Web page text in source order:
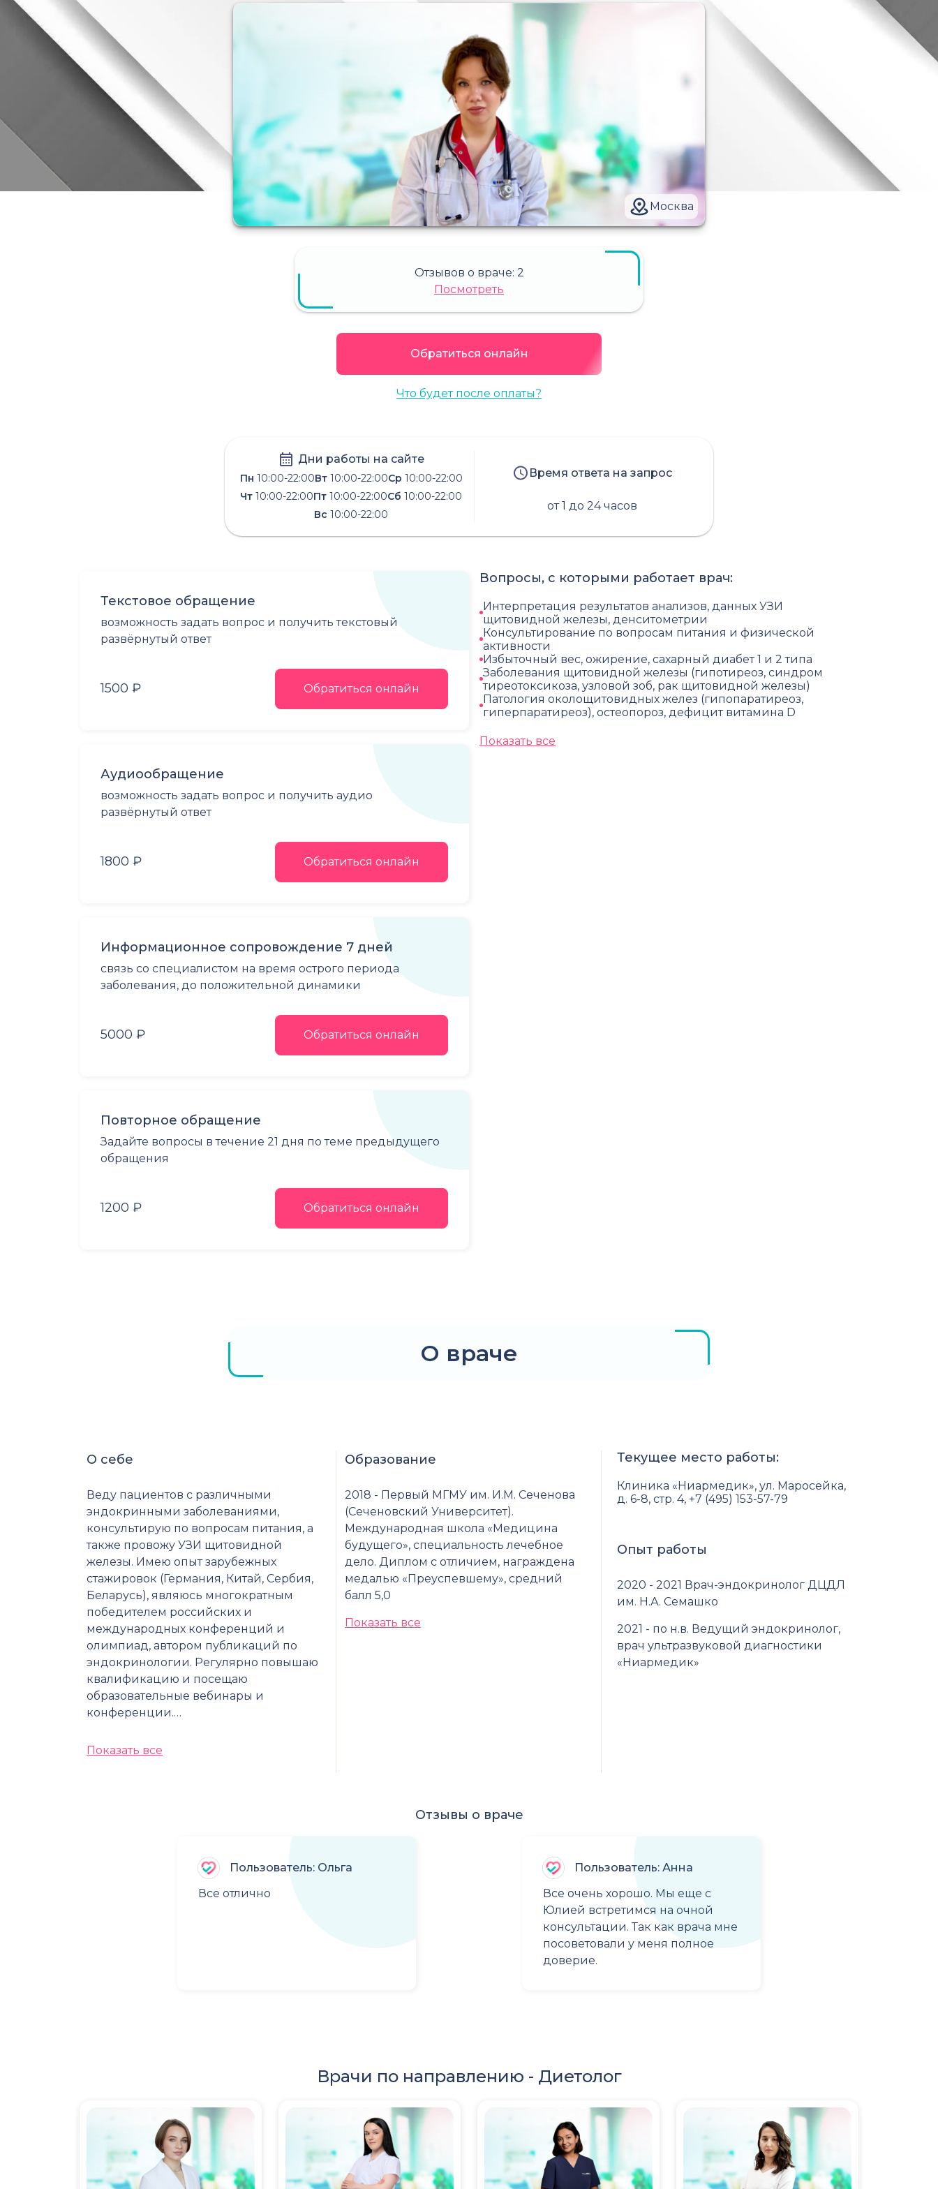
Москва
Отзывов о враче: 2
Посмотреть
Обратиться онлайн
Что будет после оплаты?
Дни работы на сайте
Пн 10:00-22:00Вт10:00-22:00Ср 10:00-22:00
Чт 10:00-22:00Пт 10:00-22:00Сб 10:00-22:00
Вс 10:00-22:00
Время ответа на запрос
от 1 до 24 часов
Текстовое обращение
возможность задать вопрос и получить текстовый
развёрнутый ответ
1500 ₽ Обратиться онлайн
Аудиообращение
возможность задать вопрос и получить аудио
развёрнутый ответ
1800 ₽ Обратиться онлайн
Информационное сопровождение 7 дней
связь со специалистом на время острого периода
заболевания, до положительной динамики
5000 ₽ Обратиться онлайн
Повторное обращение
Задайте вопросы в течение 21 дня по теме предыдущего
обращения
1200 ₽ Обратиться онлайн
Вопросы, с которыми работает врач:
Интерпретация результатов анализов, данных УЗИ
щитовидной железы, денситометрии
Консультирование по вопросам питания и физической
активности
Избыточный вес, ожирение, сахарный диабет 1 и 2 типа
Заболевания щитовидной железы (гипотиреоз, синдром
тиреотоксикоза, узловой зоб, рак щитовидной железы)
Патология околощитовидных желез (гипопаратиреоз,
гиперпаратиреоз), остеопороз, дефицит витамина D
Показать все
О враче
О себе
Веду пациентов с различными
эндокринными заболеваниями,
консультирую по вопросам питания, а
также провожу УЗИ щитовидной
железы. Имею опыт зарубежных
стажировок (Германия, Китай, Сербия,
Беларусь), являюсь многократным
победителем российских и
международных конференций и
олимпиад, автором публикаций по
эндокринологии. Регулярно повышаю
квалификацию и посещаю
образовательные вебинары и
конференции.…
Показать все
Образование
2018 - Первый МГМУ им. И.М. Сеченова
(Сеченовский Университет).
Международная школа «Медицина
будущего», специальность лечебное
дело. Диплом с отличием, награждена
медалью «Преуспевшему», средний
балл 5,0
Показать все
Текущее место работы:
Клиника «Ниармедик», ул. Маросейка,
д. 6-8, стр. 4, +7 (495) 153-57-79
Опыт работы
2020 - 2021 Врач-эндокринолог ДЦДЛ
им. Н.А. Семашко
2021 - по н.в. Ведущий эндокринолог,
врач ультразвуковой диагностики
«Ниармедик»
Отзывы о враче
Пользователь: Ольга
Все отлично
Пользователь: Анна
Все очень хорошо. Мы еще с
Юлией встретимся на очной
консультации. Так как врача мне
посоветовали у меня полное
доверие.
Врачи по направлению - Диетолог